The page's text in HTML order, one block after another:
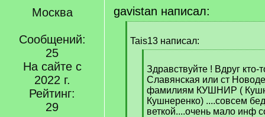
Москва
Сообщений:
25
На сайте с
2022 г.
Рейтинг:
29
gavistan написал:
q
Tais13 написал:
q
]
Здравствуйте ! Вдруг кто-
Славянская или ст
фамилиям КУШНИР (
Кушнеренко) ....совсем
веткой....очень мало инф